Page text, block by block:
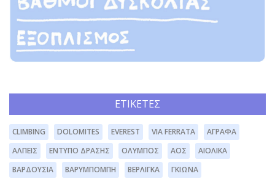
ΕΤΙΚΈΤΕΣ
CLIMBING DOLOMITES EVEREST VIA FERRATA
ΆΓΡΑΦΑ
ΆΛΠΕΙΣ
ΈΝΤΥΠΟ ΔΡΆΣΗΣ ΌΛΥΜΠΟΣ ΑΟΣ
ΑΙΟΛΙΚΆ
ΒΑΡΔΟΎΣΙΑ
ΒΑΡΥΜΠΌΜΠΗ ΒΕΡΛΊΓΚΑ
ΓΚΙΏΝΑ